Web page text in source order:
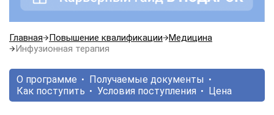
Главная Повышение квалификации
Медицина
Инфузионная терапия
О программе
Получаемые документы
Как поступить
Условия поступления Цена